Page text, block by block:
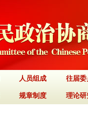
人员组成 往届委
规章制度 理论研